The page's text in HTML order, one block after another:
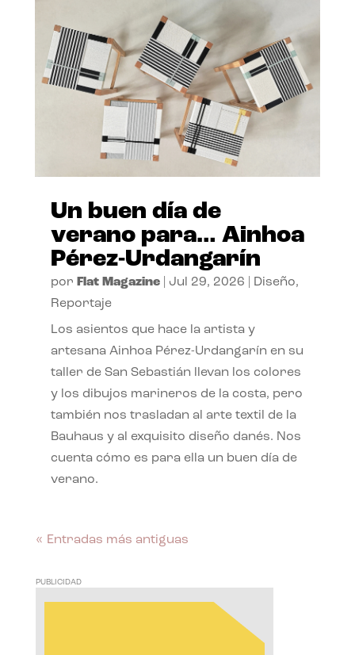
Un buen día de
verano para… Ainhoa
Pérez-Urdangarín
por Flat Magazine| Jul 29, 2026 Diseño,
Reportaje
Los asientos que hace la artista y
artesana Ainhoa Pérez-Urdangarín en su
taller de San Sebastián llevan los colores
y los dibujos marineros de la costa, pero
también nos trasladan al arte textil de la
Bauhaus y al exquisito diseño danés. Nos
cuenta cómo es para ella un buen día de
verano.
« Entradas más antiguas
PUBLICIDAD